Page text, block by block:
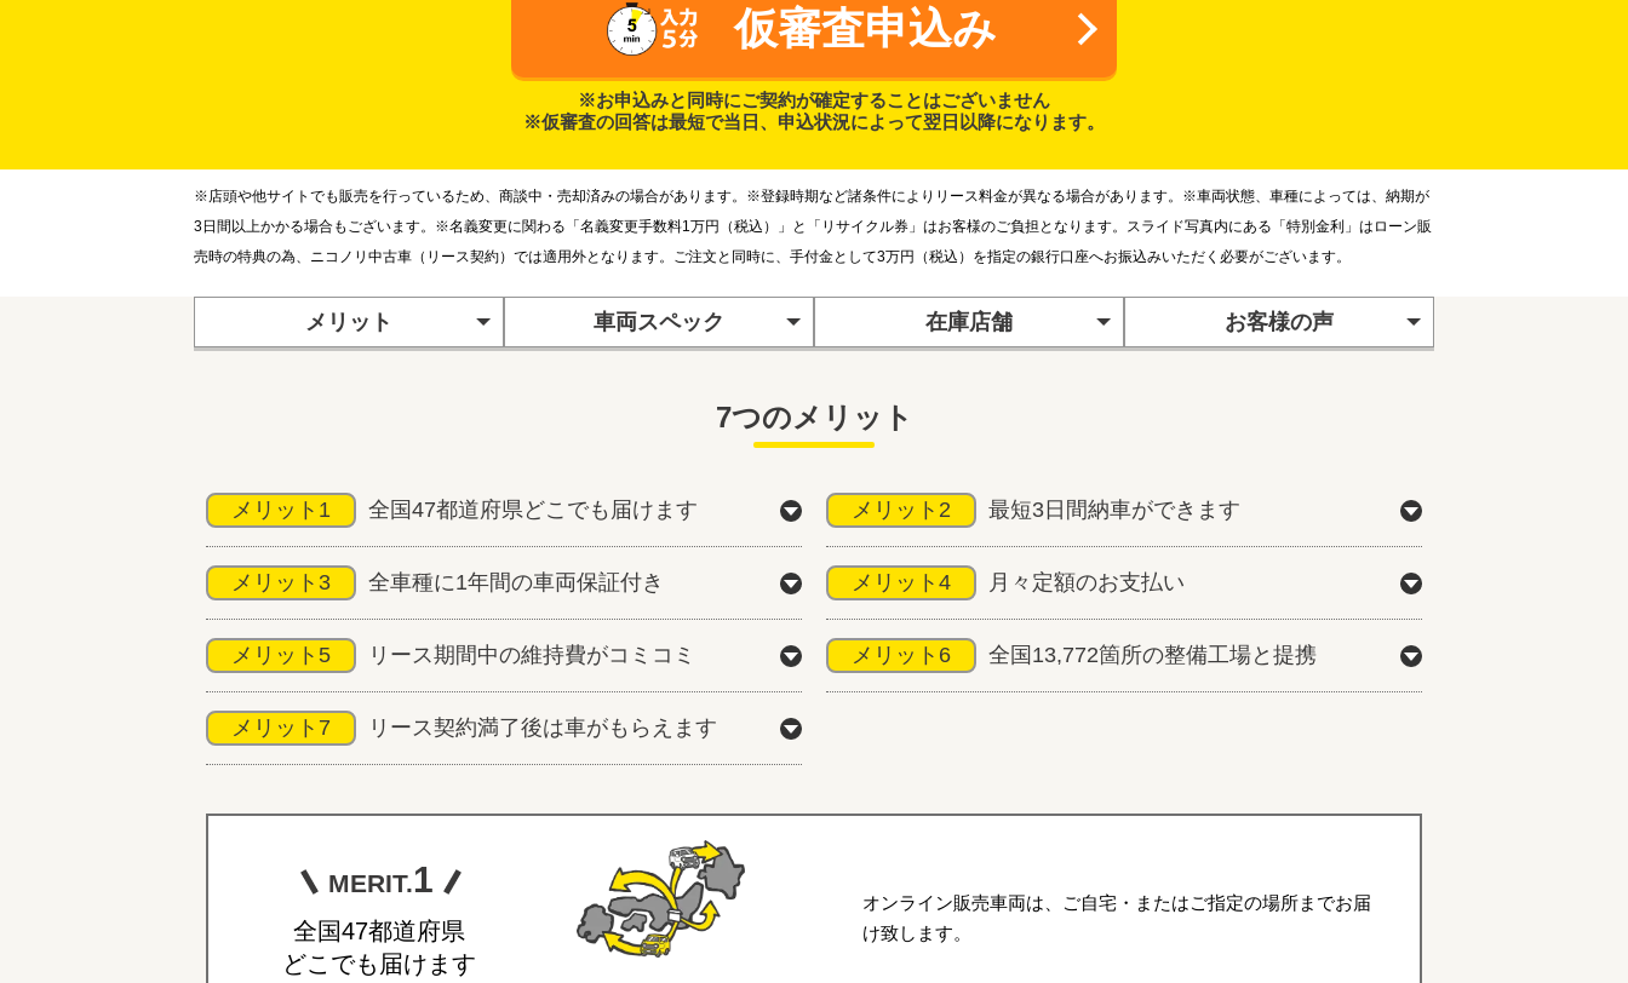
仮審査申込み
※お申込みと同時にご契約が確定することはございません
※仮審査の回答は最短で当日、申込状況によって翌日以降になります。
※店頭や他サイトでも販売を行っているため、商談中・売却済みの場合があります。※登録時期など諸条件によりリース料金が異なる場合があります。※車両状態、車種によっては、納期が
3日間以上かかる場合もございます。※名義変更に関わる「名義変更手数料1万円（税込）」と「リサイクル券」はお客様のご負担となります。スライド写真内にある「特別金利」はローン販
売時の特典の為、ニコノリ中古車（リース契約）では適用外となります。ご注文と同時に、手付金として3万円（税込）を指定の銀行口座へお振込みいただく必要がございます。
メリット 車両スペック 在庫店舗 お客様の声
7つのメリット
メリット1 全国47都道府県どこでも届けます メリット2 最短3日間納車ができます
メリット3 全車種に1年間の車両保証付き メリット4 月々定額のお支払い
メリット5 リース期間中の維持費がコミコミ メリット6 全国13,772箇所の整備工場と提携
メリット7 リース契約満了後は車がもらえます
MERIT.1
全国47都道府県
どこでも届けます
オンライン販売車両は、ご自宅・またはご指定の場所までお届
け致します。